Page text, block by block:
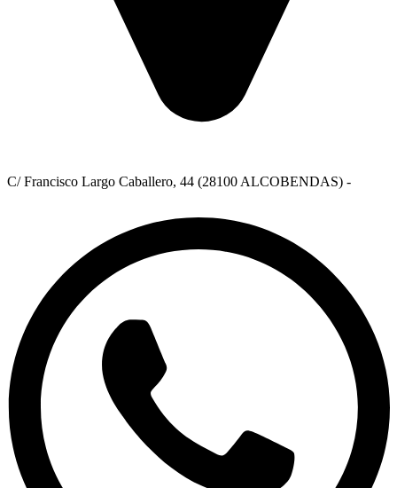
C/ Francisco Largo Caballero, 44 (28100 ALCOBENDAS) -